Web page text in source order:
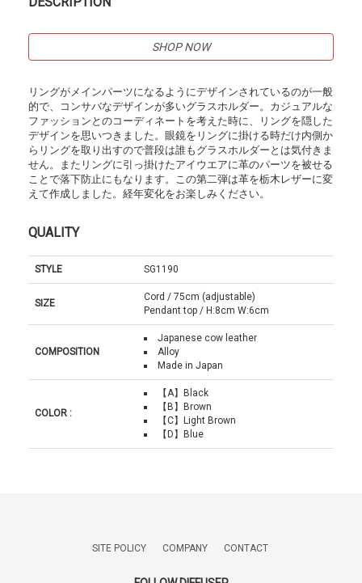
SHOP NOW
リングがメインパーツになるようにデザインされているのが一般
的で、コンサバなデザインが多いグラスホルダー。カジュアルな
ファッションとのコーディネートを考えた時に、リングを隠した
デザインを思いつきました。眼鏡をリングに掛ける時だけ内側か
らリングを取り出すので普段は誰もグラスホルダーとは気付きま
せん。またリングに引っ掛けたアイウエアに革のパーツを被せる
ことで落下防止にもなります。この第二弾は革を栃木レザーに変
えて作成しました。経年変化をお楽しみください。
QUALITY
STYLE SG1190
SIZE
Cord / 75cm (adjustable)
Pendant top / H:8cm W:6cm
COMPOSITION
Japanese cow leather
Alloy
Made in Japan
COLOR :
【A】Black
【B】Brown
【C】Light Brown
【D】Blue
SITE POLICY COMPANY CONTACT